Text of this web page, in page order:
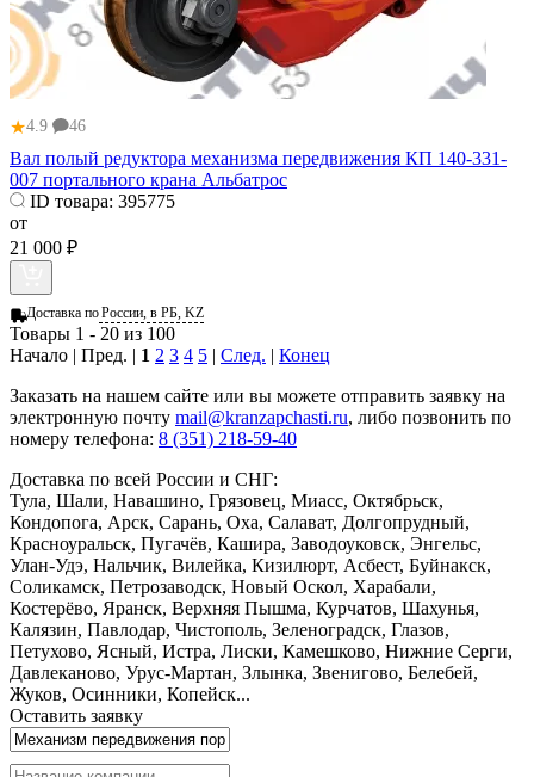
★4.9 46
Вал полый редуктора механизма передвижения КП 140-331-
007 портального крана Альбатрос
ID товара: 395775
от
21 000 ₽
Доставка поРоссии, в РБ, KZ
Товары 1 - 20 из 100
Начало | Пред. | 1 2 3 4 5 | След. | Конец
Заказать на нашем сайте или вы можете отправить заявку на
электронную почту mail@kranzapchasti.ru, либо позвонить по
номеру телефона: 8 (351) 218-59-40
Доставка по всей России и СНГ:
Тула, Шали, Навашино, Грязовец, Миасс, Октябрьск,
Кондопога, Арск, Сарань, Оха, Салават, Долгопрудный,
Красноуральск, Пугачёв, Кашира, Заводоуковск, Энгельс,
Улан-Удэ, Нальчик, Вилейка, Кизилюрт, Асбест, Буйнакск,
Соликамск, Петрозаводск, Новый Оскол, Харабали,
Костерёво, Яранск, Верхняя Пышма, Курчатов, Шахунья,
Калязин, Павлодар, Чистополь, Зеленоградск, Глазов,
Петухово, Ясный, Истра, Лиски, Камешково, Нижние Серги,
Давлеканово, Урус-Мартан, Злынка, Звенигово, Белебей,
Жуков, Осинники, Копейск...
Оставить заявку